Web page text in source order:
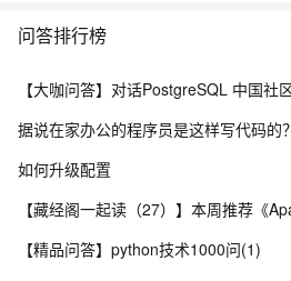
问答排行榜
据说在家办公的程序员是这样写代码的？
如何升级配置
【精品问答】python技术1000问(1)